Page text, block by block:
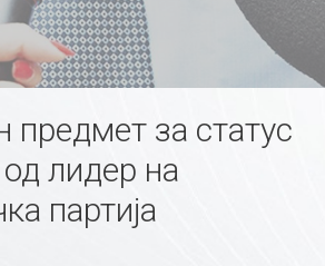
предмет за статус
од лидер на
партија